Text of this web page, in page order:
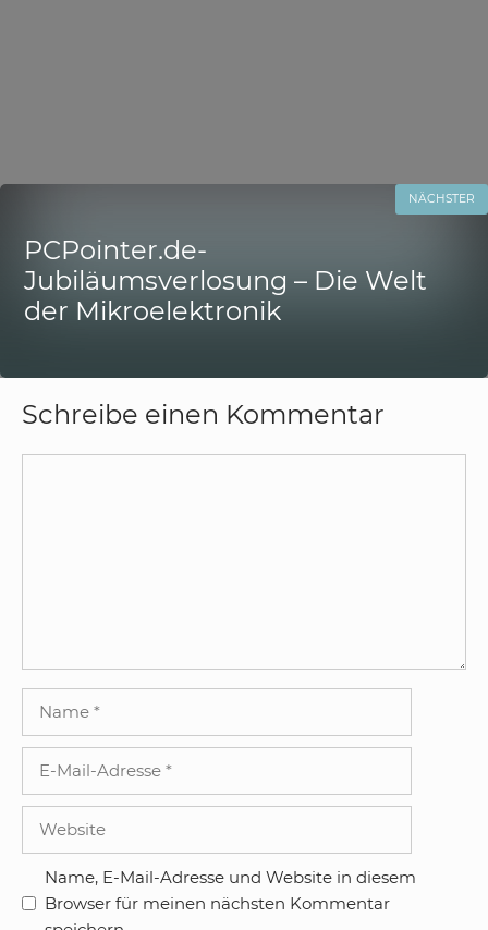
PCPointer.de-
Jubiläumsverlosung – Die Welt
der Mikroelektronik
NÄCHSTER
Schreibe einen Kommentar
Adresse
Name, E-Mail-Adresse und Website in diesem
Browser für meinen nächsten Kommentar